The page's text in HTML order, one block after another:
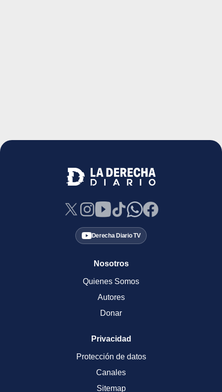
Derecha Diario TV
Nosotros
Quienes Somos
Autores
Donar
Privacidad
Protección de datos
Canales
Sitemap